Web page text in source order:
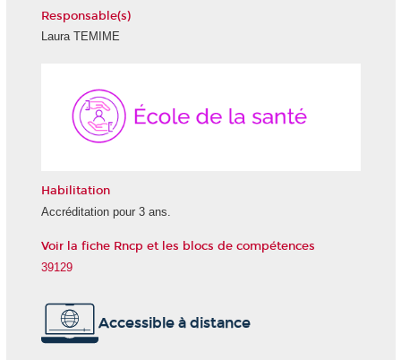
Responsable(s)
Laura TEMIME
Habilitation
Accréditation pour 3 ans.
Voir la fiche Rncp et les blocs de compétences
39129
Accessible à distance